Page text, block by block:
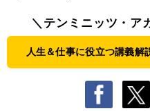
＼テンミニッツ・ア
人生＆仕事に役立つ講義解